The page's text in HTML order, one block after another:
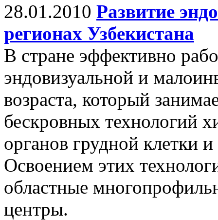
28.01.2010 Развитие
регионах Узбекистана
В стране эффективно
эндовизуальной и
возраста, который
бескровных технологий
органов грудной клетки
Освоением этих
областные
центры.